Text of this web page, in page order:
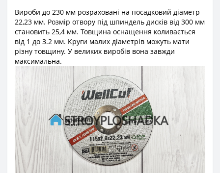
Вироби до 230 мм розраховані на посадковий діаметр
22,23 мм. Розмір отвору під шпиндель дисків від 300 мм
становить 25,4 мм. Товщина оснащення коливається
від 1 до 3.2 мм. Круги малих діаметрів можуть мати
різну товщину. У великих виробів вона завжди
максимальна.